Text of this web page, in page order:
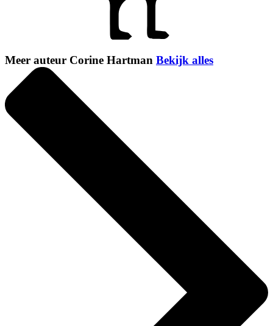
Meer auteur Corine Hartman Bekijk alles